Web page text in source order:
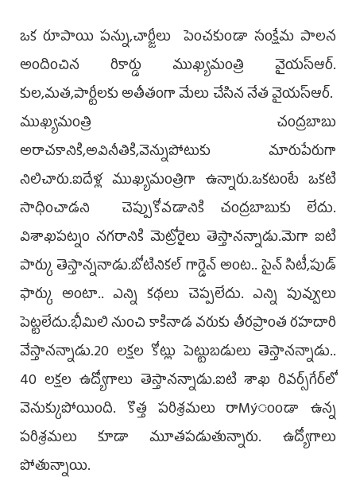
ఒక రూపాయి పన్ను,చార్జీలు పెంచకుండా సంక్షేమ పాలన
అందించిన రికార్డు ముఖ్యమంత్రి వైయస్‌ఆర్‌.
కుల,మత,పార్టీలకు అతీతంగా మేలు చేసిన నేత వైయస్‌ఆర్‌.
ముఖ్యమంత్రి చంద్రబాబు
అరాచకానికి,అవినీతికి,వెన్నుపోటుకు మారుపేరుగా
నిలిచారు.ఐదేళ్ల ముఖ్యమంత్రిగా ఉన్నారు.ఒకటంటే ఒకటి
సాధించాడని చెప్పుకోవడానికి చంద్రబాబుకు లేదు.
విశాఖపట్నం నగరానికి మెట్రోరైలు తెస్తానన్నాడు.మెగా ఐటి
పార్కు తెస్తాన్ననాడు.బోటినికల్‌ గార్డెన్‌ అంట.. సైన్‌ సిటీ,పుడ్‌
ఫార్కు అంటా.. ఎన్ని కథలు చెప్పలేదు. ఎన్ని పువ్వులు
పెట్టలేదు.భీమిలి నుంచి కాకినాడ వరుకు తీరప్రాంత రహదారి
వేస్తానన్నాడు.20 లక్షల కోట్లు పెట్టుబడులు తెస్తానన్నాడు..
40 లక్షల ఉద్యోగాలు తెస్తానన్నాడు.ఐటి శాఖ రివర్స్‌గేర్‌లో
వెనుక్కుపోయింది. కొత్త పరిశ్రమలు రాMýంండా ఉన్న
పరిశ్రమలు కూడా మూతపడుతున్నారు. ఉద్యోగాలు
పోతున్నాయి.